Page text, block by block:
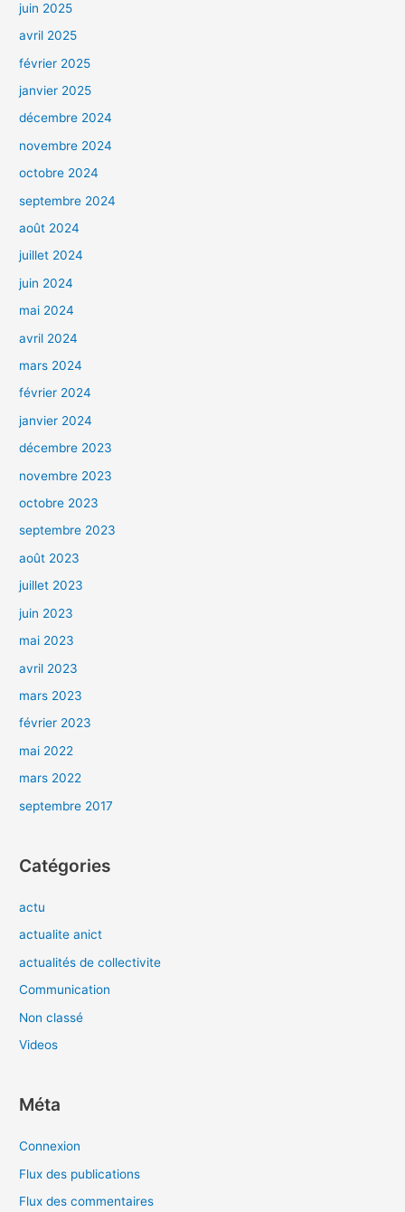
juin 2025
avril 2025
février 2025
janvier 2025
décembre 2024
novembre 2024
octobre 2024
septembre 2024
août 2024
juillet 2024
juin 2024
mai 2024
avril 2024
mars 2024
février 2024
janvier 2024
décembre 2023
novembre 2023
octobre 2023
septembre 2023
août 2023
juillet 2023
juin 2023
mai 2023
avril 2023
mars 2023
février 2023
mai 2022
mars 2022
septembre 2017
Catégories
actu
actualite anict
actualités de collectivite
Communication
Non classé
Videos
Méta
Connexion
Flux des publications
Flux des commentaires